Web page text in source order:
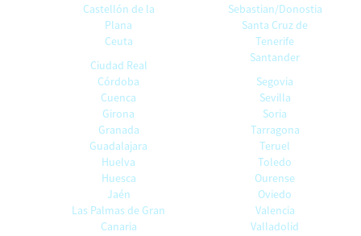
Castellón de la
Plana
Ceuta
Ciudad Real
Córdoba
Cuenca
Girona
Granada
Guadalajara
Huelva
Huesca
Jaén
Las Palmas de Gran
Canaria
Sebastian/Donostia
Santa Cruz de
Tenerife
Santander
Segovia
Sevilla
Soria
Tarragona
Teruel
Toledo
Ourense
Oviedo
Valencia
Valladolid